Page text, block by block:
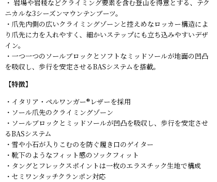
・ 岩場や岩稜などクライミング要素を含む登山を得意とする、テク
ニカルな3シーズンマウンテンブーツ。
・爪先内側の広いクライミングゾーンと控えめなロッカー構造によ
り爪先に力を入れやすく、細かいステップにも立ち込みやすいデザ
イン。
・一つ一つのソールブロックとソフトなミッドソールが地面の凹凸
を吸収し、歩行を安定させるBASシステムを搭載。
【特徴】
・イタリア・ペルワンガー®レザーを採用
・ソール爪先のクライミングゾーン
・ソールブロックとミッドソールが凹凸を吸収し、歩行を安定させ
るBASシステム
・雪や小石が入りこむのを防ぐ履き口のゲイター
・靴下のようなフィット感のソックフィット
・タングとフレックスポイントは一枚のエラスチック生地で構成
・セミワンタッチクランポン対応